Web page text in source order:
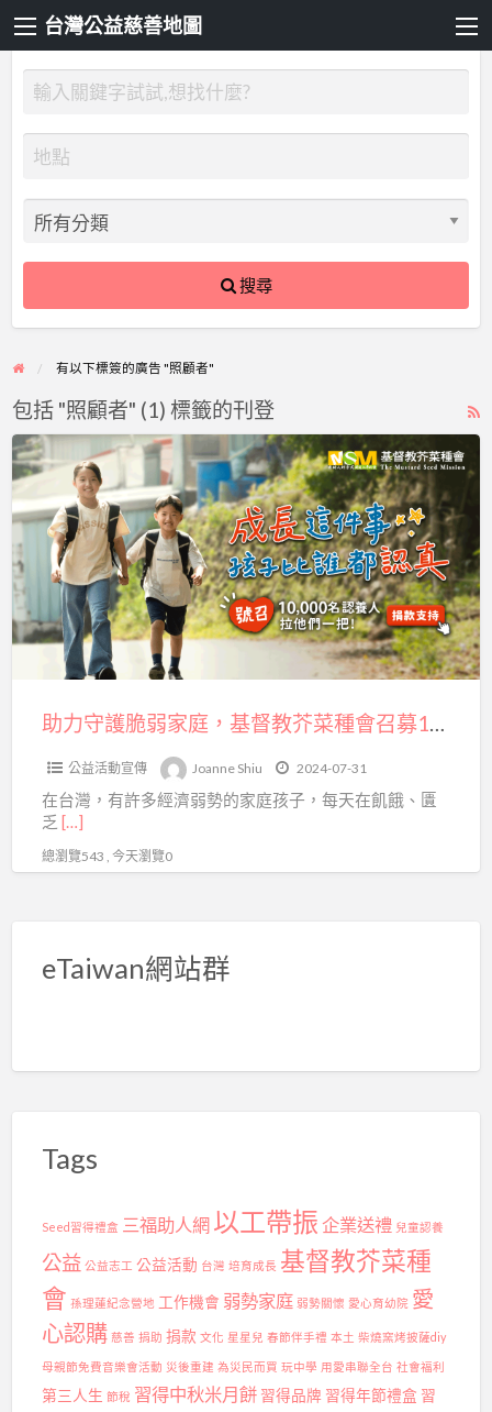
台灣公益慈善地圖
搜尋
有以下標簽的廣告 "照顧者"
包括 "照顧者" (1) 標籤的刊登
助
力
守
脆
弱
家
人
助力守護脆弱家庭，基督教芥菜種會召募10,000名認養人
公益活動宣傳 Joanne Shiu 2024-07-31
在台灣，有許多經濟弱勢的家庭孩子，每天在飢餓、匱
乏 […]
總瀏覽543 , 今天瀏覽0
eTaiwan網站群
Tags
Seed習得禮盒 三福助人網 以工帶振 企業送禮 兒童認養
公益 公益志工 公益活動 台灣 培育成長 基督教芥菜種
會 孫理蓮紀念營地 工作機會 弱勢家庭 弱勢關懷 愛心育幼院 愛
心認購 慈善 捐助 捐款 文化 星星兒 春節伴手禮 本土 柴燒窯烤披薩diy
母親節免費音樂會活動 災後重建 為災民而買 玩中學 用愛串聯全台 社會福利
第三人生 節稅 習得中秋米月餅 習得品牌 習得年節禮盒 習